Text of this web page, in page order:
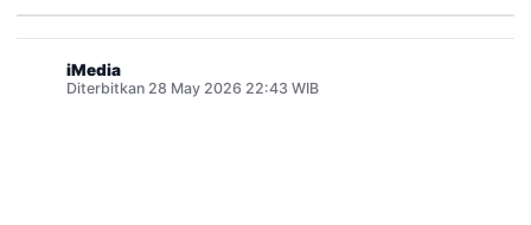
iMedia
Diterbitkan 28 May 2026 22:43 WIB